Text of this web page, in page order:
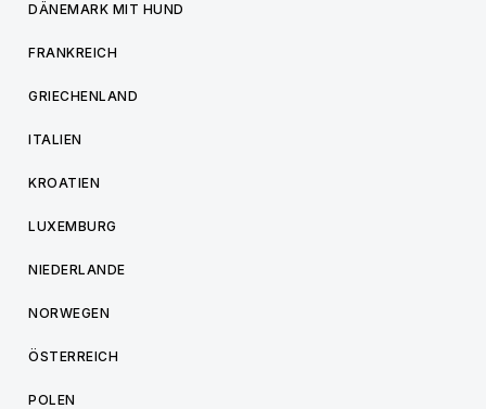
DÄNEMARK MIT HUND
FRANKREICH
GRIECHENLAND
ITALIEN
KROATIEN
LUXEMBURG
NIEDERLANDE
NORWEGEN
ÖSTERREICH
POLEN